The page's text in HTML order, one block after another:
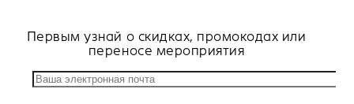
Первым узнай о скидках, промокодах или
переносе мероприятия